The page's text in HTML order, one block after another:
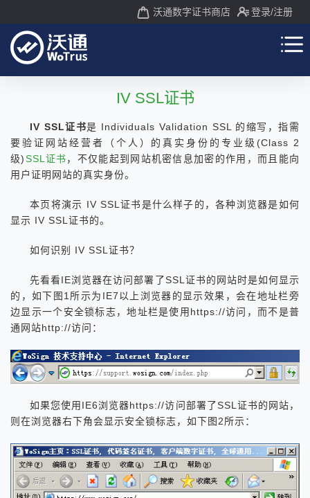
沃通数字证书商店 登录/注册
IV SSL证书
IV SSL证书是 Individuals Validation SSL 的缩写，指需
要验证网站经营者（个人）的真实身份的专业级(Class 2
级)SSL证书，不仅能起到网站机密信息加密的作用，而且能向
用户证明网站的真实身份。
本页将演示 IV SSL证书是什么样子的，各种浏览器是如何
显示 IV SSL证书的。
如何识别 IV SSL证书？
先看看IE浏览器在访问部署了SSL证书的网站时是如何显示
的，如下图1所示为IE7以上浏览器的显示效果，会在地址栏旁
边显示一个安全锁标志，地址栏是使用https://访问，而不是普
通网站http://访问：
如果您使用IE6浏览器https://访问部署了SSL证书的网站，
则在浏览器右下角会显示安全锁标志，如下图2所示：